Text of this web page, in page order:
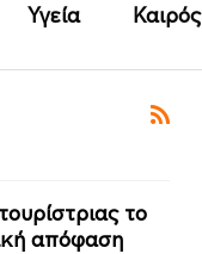
Υγεία Καιρός
το
απόφαση